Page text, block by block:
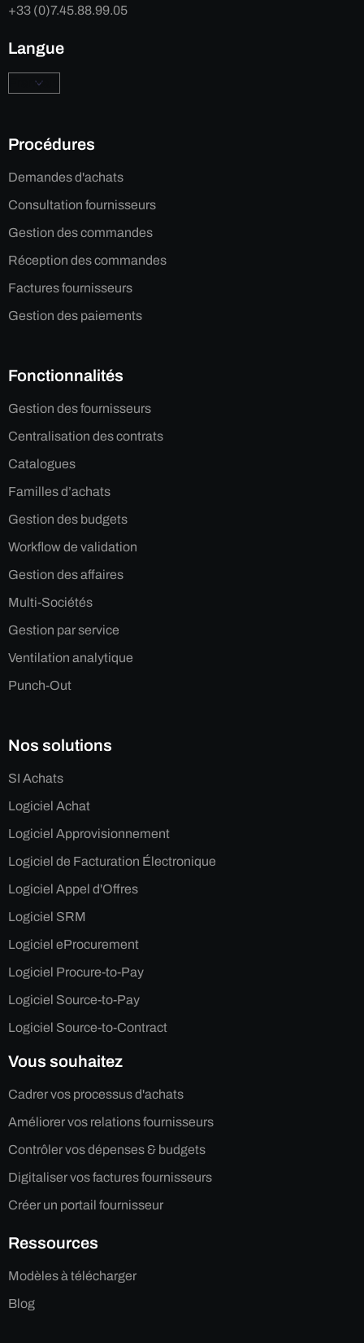
+33 (0)7.45.88.99.05
Langue
Procédures
Demandes d'achats
Consultation fournisseurs
Gestion des commandes
Réception des commandes
Factures fournisseurs
Gestion des paiements
Fonctionnalités
Gestion des fournisseurs
Centralisation des contrats
Catalogues
Familles d’achats
Gestion des budgets
Workflow de validation
Gestion des affaires
Multi-Sociétés
Gestion par service
Ventilation analytique
Punch-Out
Nos solutions
SI Achats
Logiciel Achat
Logiciel Approvisionnement
Logiciel de Facturation Électronique
Logiciel Appel d'Offres
Logiciel SRM
Logiciel eProcurement
Logiciel Procure-to-Pay
Logiciel Source-to-Pay
Logiciel Source-to-Contract
Vous souhaitez
Cadrer vos processus d'achats
Améliorer vos relations fournisseurs
Contrôler vos dépenses & budgets
Digitaliser vos factures fournisseurs
Créer un portail fournisseur
Ressources
Modèles à télécharger
Blog